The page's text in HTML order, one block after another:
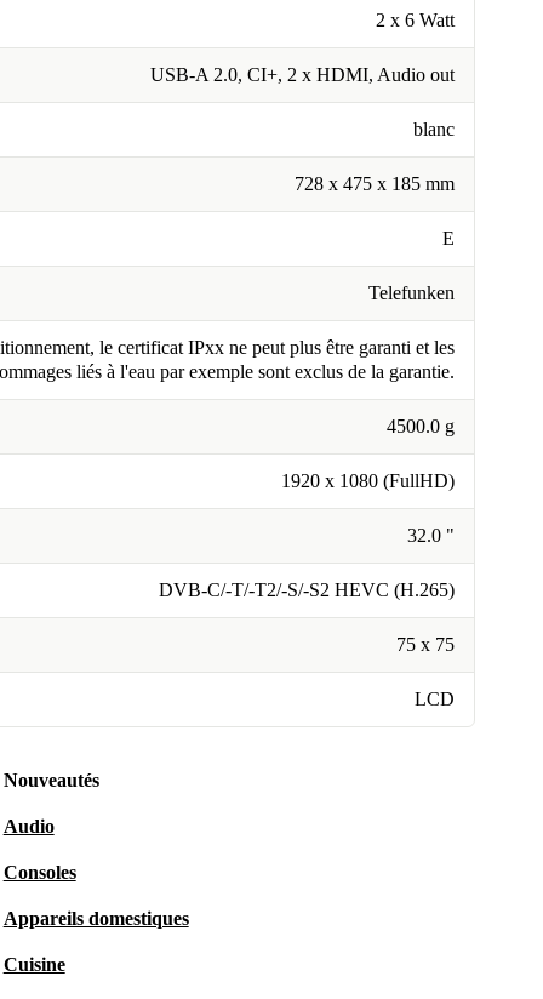
2 x 6 Watt
USB-A 2.0, CI+, 2 x HDMI, Audio out
blanc
728 x 475 x 185 mm
E
Telefunken
le certificat IPxx ne peut plus être garanti et les
liés à l'eau par exemple sont exclus de la garantie.
4500.0 g
1920 x 1080 (FullHD)
32.0 "
DVB-C/-T/-T2/-S/-S2 HEVC (H.265)
75 x 75
LCD
Nouveautés
Audio
Consoles
Appareils domestiques
Cuisine